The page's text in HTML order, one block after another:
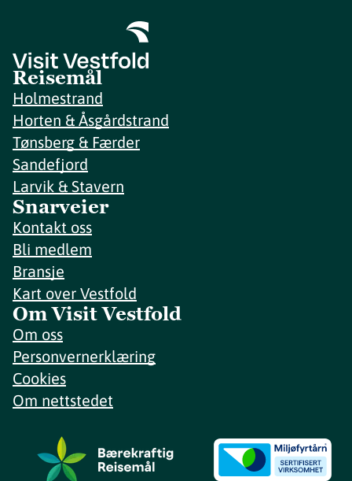
Reisemål
Holmestrand
Horten & Åsgårdstrand
Tønsberg & Færder
Sandefjord
Larvik & Stavern
Snarveier
Kontakt oss
Bli medlem
Bransje
Kart over Vestfold
Om Visit Vestfold
Om oss
Personvernerklæring
Cookies
Om nettstedet